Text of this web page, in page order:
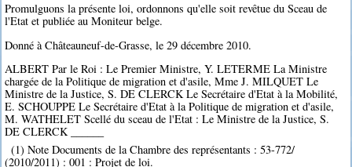
Promulguons la présente loi, ordonnons qu'elle soit revêtue du Sceau de
l'Etat et publiée au Moniteur belge.
Donné à Châteauneuf-de-Grasse, le 29 décembre 2010.
ALBERT Par le Roi : Le Premier Ministre, Y. LETERME La Ministre
chargée de la Politique de migration et d'asile, Mme J. MILQUET Le
Ministre de la Justice, S. DE CLERCK Le Secrétaire d'Etat à la Mobilité,
E. SCHOUPPE Le Secrétaire d'Etat à la Politique de migration et d'asile,
M. WATHELET Scellé du sceau de l'Etat : Le Ministre de la Justice, S.
DE CLERCK ______
(1) Note Documents de la Chambre des représentants : 53-772/
(2010/2011) : 001 : Projet de loi.